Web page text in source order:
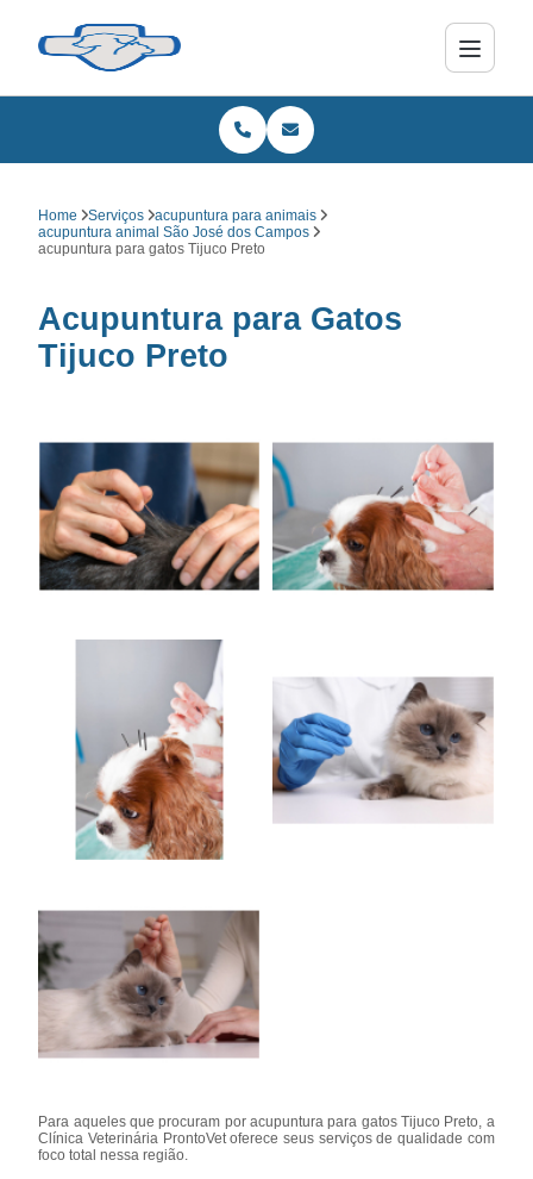
Home Serviços
acupuntura para animais
acupuntura animal São José dos Campos
acupuntura para gatos Tijuco Preto
Acupuntura para Gatos
Tijuco Preto
Para aqueles que procuram por acupuntura para gatos Tijuco Preto, a
Clínica Veterinária ProntoVet oferece seus serviços de qualidade com
foco total nessa região.